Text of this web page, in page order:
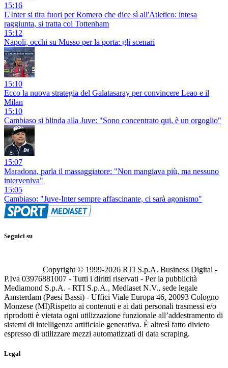
15:16
L'Inter si tira fuori per Romero che dice sì all'Atletico: intesa
raggiunta, si tratta col Tottenham
15:12
Napoli, occhi su Musso per la porta: gli scenari
15:10
Ecco la nuova strategia del Galatasaray per convincere Leao e il
Milan
15:10
Cambiaso si blinda alla Juve: "Sono concentrato qui, è un orgoglio"
15:07
Maradona, parla il massaggiatore: "Non mangiava più, ma nessuno
interveniva"
15:05
Cambiaso: "Juve-Inter sempre affascinante, ci sarà agonismo"
Seguici su
Copyright © 1999-2026 RTI S.p.A. Business Digital -
P.Iva 03976881007 - Tutti i diritti riservati - Per la pubblicità
Mediamond S.p.A. - RTI S.p.A., Mediaset N.V., sede legale
Amsterdam (Paesi Bassi) - Uffici Viale Europa 46, 20093 Cologno
Monzese (MI)Rispetto ai contenuti e ai dati personali trasmessi e/o
riprodotti è vietata ogni utilizzazione funzionale all’addestramento di
sistemi di intelligenza artificiale generativa. È altresì fatto divieto
espresso di utilizzare mezzi automatizzati di data scraping.
Legal